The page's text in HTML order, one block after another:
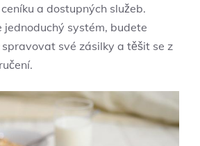
a dostupných služeb.
jednoduchý systém, budete
své zásilky a těšit se z